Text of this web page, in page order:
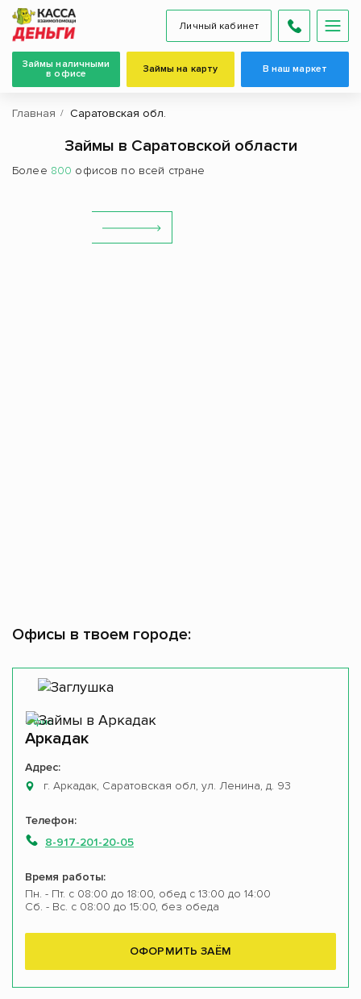
Личный кабинет
Займы наличными
в офисе
Займы на карту В наш маркет
Главная Саратовская обл.
Займы в Саратовской области
Более 800 офисов по всей стране
Офисы в твоем городе:
Офис
Аркадак
Адрес:
г. Аркадак, Саратовская обл, ул. Ленина, д. 93
Телефон:
8-917-201-20-05
Время работы:
Пн. - Пт. с 08:00 до 18:00, обед с 13:00 до 14:00
Сб. - Вс. с 08:00 до 15:00, без обеда
ОФОРМИТЬ ЗАЁМ